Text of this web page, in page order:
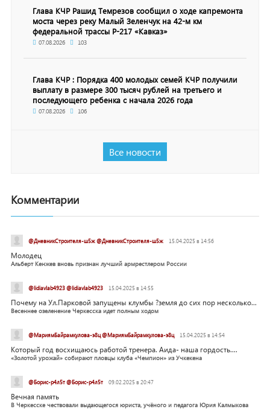
Глава КЧР Рашид Темрезов сообщил о ходе капремонта
моста через реку Малый Зеленчук на 42-м км
федеральной трассы Р-217 «Кавказ»
07.08.2026 103
Глава КЧР : Порядка 400 молодых семей КЧР получили
выплату в размере 300 тысяч рублей на третьего и
последующего ребенка с начала 2026 года
07.08.2026 106
Все новости
Комментарии
@ДневникСтроителя-ш5ж @ДневникСтроителя-ш5ж 15.04.2025 в 14:56
Молодец
Альберт Кенжев вновь признан лучший армрестлером России
@lidiavlab4923 @lidiavlab4923 15.04.2025 в 14:55
Почему на Ул.Парковой запущены клумбы ?земля до сих пор несколько...
Весеннее озеленение Черкесска идет полным ходом
@МариямБайрамкулова-э8ц @МариямБайрамкулова-э8ц 15.04.2025 в 14:54
Который год восхищаюсь работой тренера. Аида- наша гордость....
«Золотой урожай» собирают пловцы клуба «Чемпион» из Учкекена
@Борис-р4л5т @Борис-р4л5т 09.02.2025 в 20:47
Вечная память
В Черкесске чествовали выдающегося юриста, учёного и педагога Юрия Калмыкова